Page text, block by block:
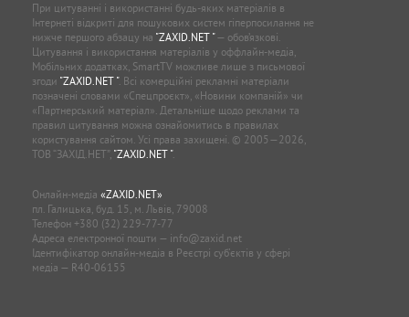
При цитуванні і використанні будь-яких матеріалів в
Інтернеті відкриті для пошукових систем гіперпосилання не
нижче першого абзацу на "ZAXID.NET "— обов’язкові.
Цитування і використання матеріалів у оффлайн-медіа,
Мобільних додатках, SmartTV можливе лише з письмової
згоди "ZAXID.NET ". Всі комерційні рекламні матеріали
позначені словами «Спецпроєкт», «Новини компаній» чи
«Партнерський матеріал». Детальніше щодо реклами та
правил цитування можна ознайомитись в правилах
користування сайтом. Усі права захищені. © 2005—2026,
ТОВ “ЗАХІД.НЕТ”, "ZAXID.NET ".
Онлайн-медіа «ZAXID.NET»
пл. Галицька, буд. 15, м. Львів, 79008
Телефон +380 (32) 229-77-77
Адреса електронної пошти — info@zaxid.net
Ідентифікатор онлайн-медіа в Реєстрі суб'єктів у сфері
медіа — R40-06155